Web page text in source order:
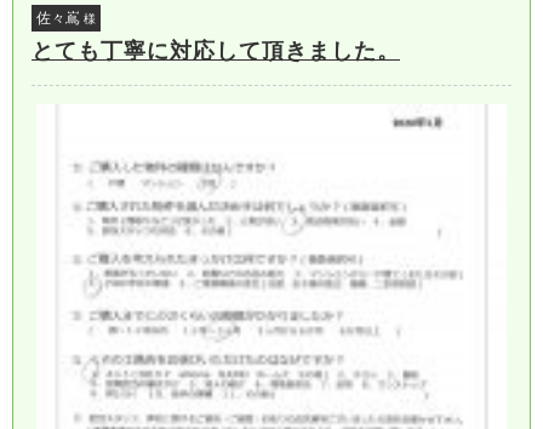
佐々嶌 様
とても丁寧に対応して頂きました。